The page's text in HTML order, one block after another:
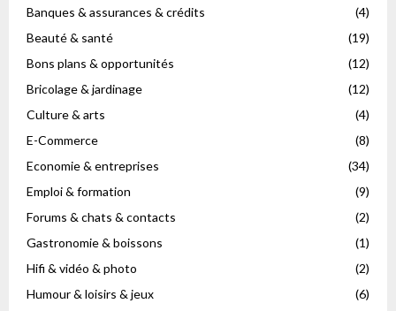
Banques & assurances & crédits
(4)
Beauté & santé
(19)
Bons plans & opportunités
(12)
Bricolage & jardinage
(12)
Culture & arts
(4)
E-Commerce
(8)
Economie & entreprises
(34)
Emploi & formation
(9)
Forums & chats & contacts
(2)
Gastronomie & boissons
(1)
Hifi & vidéo & photo
(2)
Humour & loisirs & jeux
(6)